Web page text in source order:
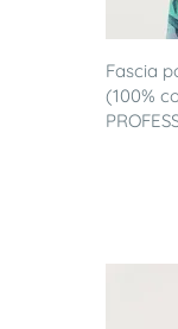
Fascia
(100%